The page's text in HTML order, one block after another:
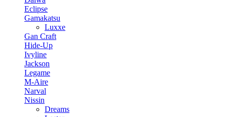
Eclipse
Gamakatsu
Luxxe
Gan Craft
Hide-Up
Ivyline
Jackson
Legame
M-Aire
Narval
Nissin
Dreams